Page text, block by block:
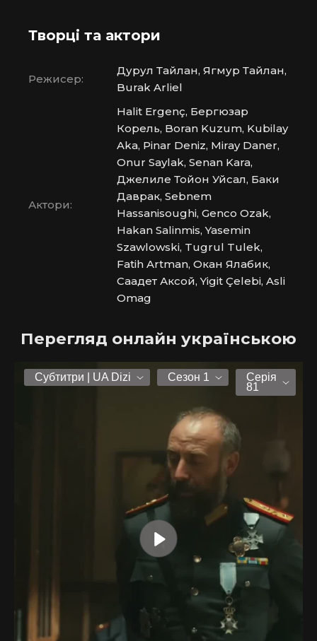
Творці та актори
Режисер:
Дурул Тайлан, Ягмур Тайлан,
Burak Arliel
Актори:
Halit Ergenç, Бергюзар
Корель, Boran Kuzum, Kubilay
Aka, Pinar Deniz, Miray Daner,
Onur Saylak, Senan Kara,
Джелиле Тойон Уйсал, Баки
Даврак, Sebnem
Hassanisoughi, Genco Ozak,
Hakan Salinmis, Yasemin
Szawlowski, Tugrul Tulek,
Fatih Artman, Окан Ялабик,
Саадет Аксой, Yigit Çelebi, Asli
Omag
Перегляд онлайн українською